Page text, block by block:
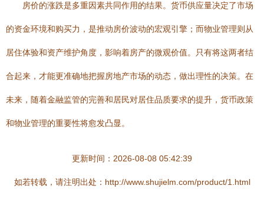
房价的涨跌是多重因素共同作用的结果。货币供应量决定了市场
的资金环境和购买力，是推动房价波动的宏观引擎；而物业管理则从
居住体验和资产维护角度，影响着房产的微观价值。只有将这两者结
合起来，才能更准确地把握房地产市场的动态，做出理性的决策。在
未来，随着金融监管的完善和居民对居住品质要求的提升，货币政策
和物业管理的重要性将愈发凸显。
更新时间：2026-08-08 05:42:39
如若转载，请注明出处：http://www.shujielm.com/product/1.html